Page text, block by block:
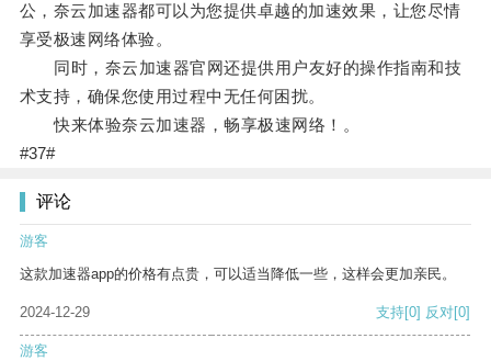
公，奈云加速器都可以为您提供卓越的加速效果，让您尽情
享受极速网络体验。
同时，奈云加速器官网还提供用户友好的操作指南和技
术支持，确保您使用过程中无任何困扰。
快来体验奈云加速器，畅享极速网络！。
#37#
评论
游客
这款加速器app的价格有点贵，可以适当降低一些，这样会更加亲民。
2024-12-29 支持[0] 反对[0]
游客